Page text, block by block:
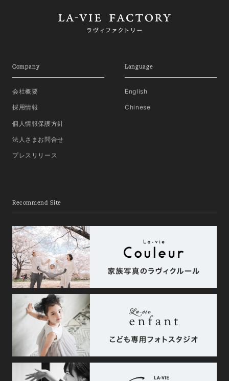
Company
会社概要
採用情報
個人情報保護方針
法人さまお問合せ
プレスリリース
Language
English
Chinese
Recommend Site